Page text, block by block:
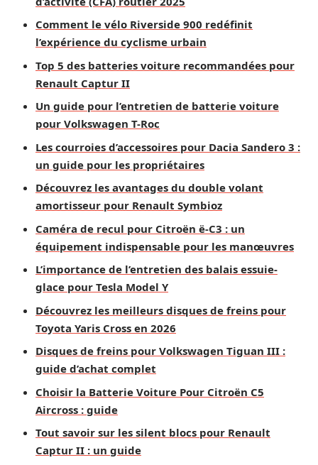
Comment le vélo Riverside 900 redéfinit
l’expérience du cyclisme urbain
Top 5 des batteries voiture recommandées pour
Renault Captur II
Un guide pour l’entretien de batterie voiture
pour Volkswagen T-Roc
Les courroies d’accessoires pour Dacia Sandero 3 :
un guide pour les propriétaires
Découvrez les avantages du double volant
amortisseur pour Renault Symbioz
Caméra de recul pour Citroën ë-C3 : un
équipement indispensable pour les manœuvres
L’importance de l’entretien des balais essuie-
glace pour Tesla Model Y
Découvrez les meilleurs disques de freins pour
Toyota Yaris Cross en 2026
Disques de freins pour Volkswagen Tiguan III :
guide d’achat complet
Choisir la Batterie Voiture Pour Citroën C5
Aircross : guide
Tout savoir sur les silent blocs pour Renault
Captur II : un guide